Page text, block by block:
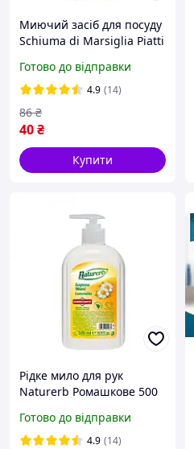
Миючий засіб для посуду
Schiuma di Marsiglia Piatti
Готово до відправки
4.9 (14)
40₴
86 ₴
Купити
Рідке мило для рук
Naturerb Ромашкове 500
Готово до відправки
4.9 (14)